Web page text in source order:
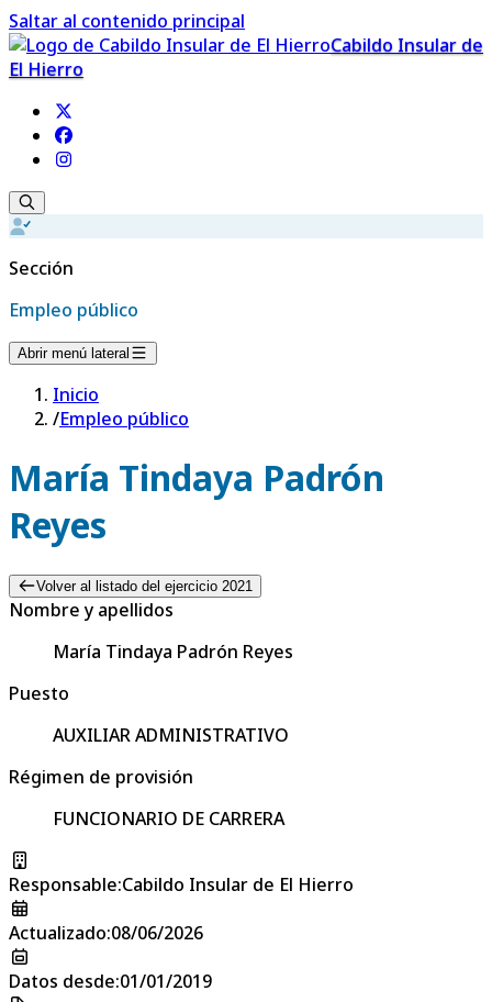
Saltar al contenido principal
Cabildo Insular de
El Hierro
Sección
Empleo público
Abrir menú lateral
Inicio
/Empleo público
María Tindaya Padrón
Reyes
Volver al listado del ejercicio 2021
Nombre y apellidos
María Tindaya Padrón Reyes
Puesto
AUXILIAR ADMINISTRATIVO
Régimen de provisión
FUNCIONARIO DE CARRERA
Responsable:Cabildo Insular de El Hierro
Actualizado:08/06/2026
Datos desde:01/01/2019